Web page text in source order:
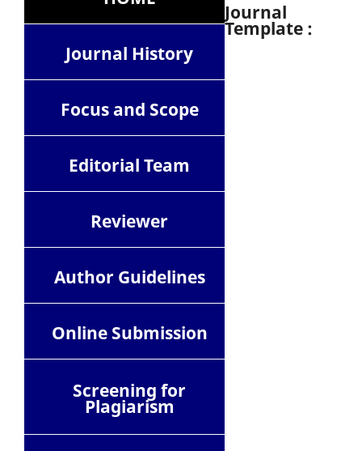
Journal History
Focus and Scope
Editorial Team
Reviewer
Author Guidelines
Online Submission
Screening for
Plagiarism
Journal
Template :